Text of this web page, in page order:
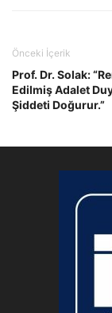
Önceki İçerik
Prof. Dr. Solak:
Edilmiş Adalet
Şiddeti Doğurur.”